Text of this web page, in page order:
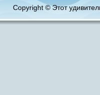
Copyright © Этот